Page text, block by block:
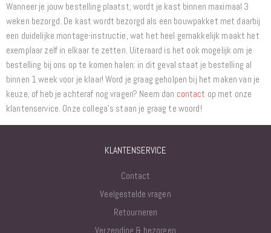
Wanneer je jouw bestelling plaatst, wordt je kast binnen maximaal 3
weken bezorgd. De kast wordt bezorgd als een bouwpakket met daarbij
een duidelijke montage-instructie, wat het heel gemakkelijk maakt het
exemplaar zelf in elkaar te zetten. Uiteraard is het ook mogelijk om je
bestelling bij ons op te komen halen: in dit geval staat je bestelling al
binnen 1 week voor je klaar! Word je graag geholpen bij het maken van je
keuze, of heb je achteraf nog vragen? Neem dan contact op met onze
klantenservice. Onze collega's staan je graag te woord!
KLANTENSERVICE
Contact
Veelgestelde vragen
Retourneren
Verzending & bezorgen